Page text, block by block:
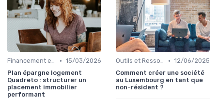
Financement et Prêts Immobiliers • 15/03/2026
Plan épargne logement
Quadreto : structurer un
placement immobilier
performant
Outils et Ressources Financières • 12/06/2025
Comment créer une société
au Luxembourg en tant que
non-résident ?